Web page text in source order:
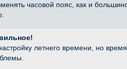
часовой пояс, как и
летнего времени, но